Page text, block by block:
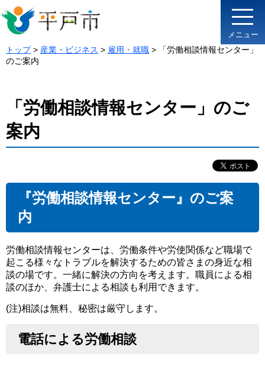
メニュー
トップ> 産業・ビジネス > 雇用・就職 > 「労働相談情報センター」
のご案内
「労働相談情報センター」のご
案内
『労働相談情報センター』のご案
内
労働相談情報センターは、労働条件や労使関係など職場で
起こる様々なトラブルを解決するための皆さまの身近な相
談の場です。一緒に解決の方向を考えます。職員による相
談のほか、弁護士による相談も利用できます。
(注)相談は無料、秘密は厳守します。
電話による労働相談